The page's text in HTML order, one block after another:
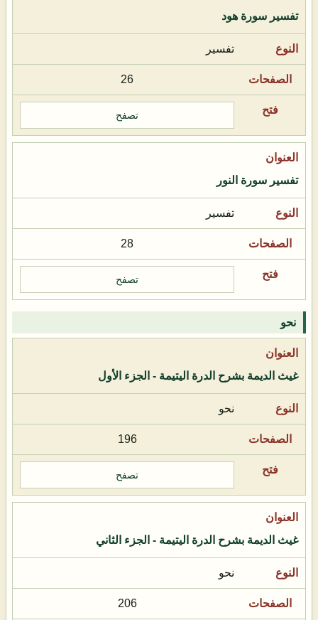
تفسير سورة هود
تفسير
26
تصفح
تفسير سورة النور
تفسير
28
تصفح
نحو
غيث الديمة بشرح الدرة اليتيمة - الجزء الأول
نحو
196
تصفح
غيث الديمة بشرح الدرة اليتيمة - الجزء الثاني
نحو
206